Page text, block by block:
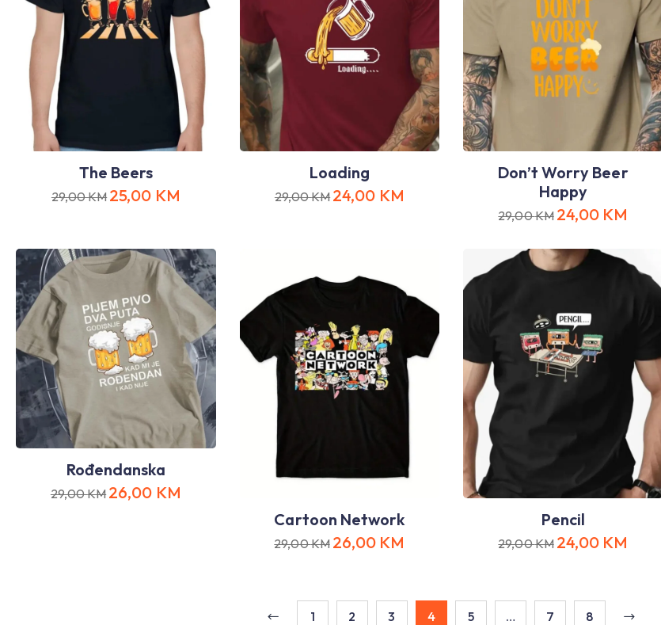
The Beers
29,00KM25,00 KM
Loading
29,00KM24,00 KM
Don’t Worry Beer
Happy
29,00KM 24,00 KM
Rođendanska
29,00KM26,00 KM
Cartoon Network
29,00KM 26,00 KM
Pencil
29,00KM 24,00 KM
1 2 3 4 5 … 7 8